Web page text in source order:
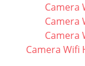
Camera
Camera
Camera
Camera Wifi